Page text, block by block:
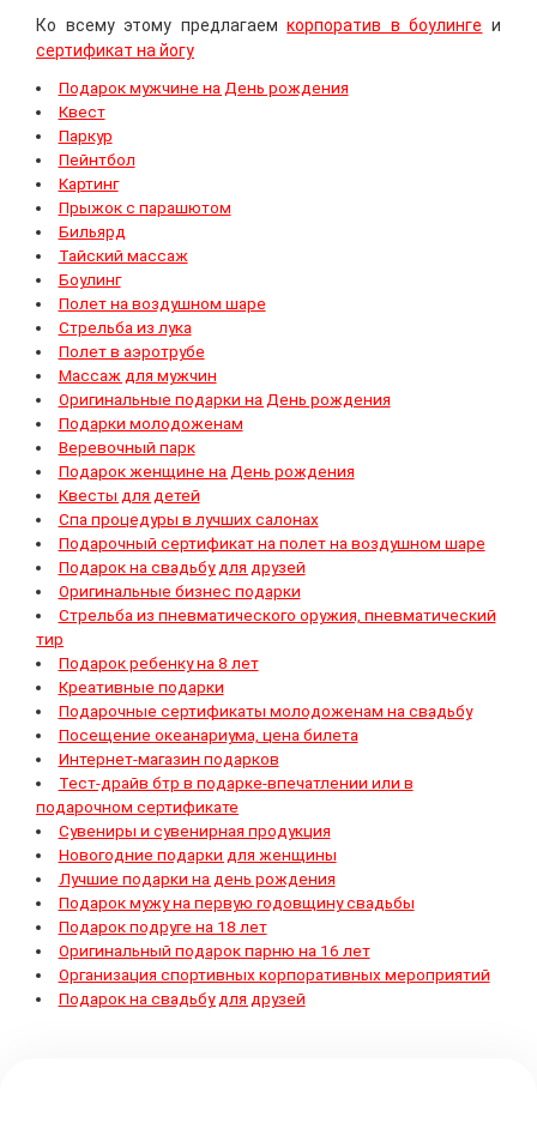
Ко всему этому предлагаемкорпоратив в боулинге и
сертификат на йогу
Подарок мужчине на День рождения
Квест
Паркур
Пейнтбол
Картинг
Прыжок с парашютом
Бильярд
Тайский массаж
Боулинг
Полет на воздушном шаре
Стрельба из лука
Полет в аэротрубе
Массаж для мужчин
Оригинальные подарки на День рождения
Подарки молодоженам
Веревочный парк
Подарок женщине на День рождения
Квесты для детей
Спа процедуры в лучших салонах
Подарочный сертификат на полет на воздушном шаре
Подарок на свадьбу для друзей
Оригинальные бизнес подарки
Стрельба из пневматического оружия, пневматический
тир
Подарок ребенку на 8 лет
Креативные подарки
Подарочные сертификаты молодоженам на свадьбу
Посещение океанариума, цена билета
Интернет-магазин подарков
Тест-драйв бтр в подарке-впечатлении или в
подарочном сертификате
Сувениры и сувенирная продукция
Новогодние подарки для женщины
Лучшие подарки на день рождения
Подарок мужу на первую годовщину свадьбы
Подарок подруге на 18 лет
Оригинальный подарок парню на 16 лет
Организация спортивных корпоративных мероприятий
Подарок на свадьбу для друзей